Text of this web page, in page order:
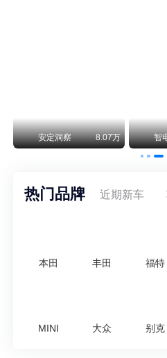
安定洞察 8.07万 智
热门品牌 近期新车
本田 丰田 福特
MINI 大众 别克